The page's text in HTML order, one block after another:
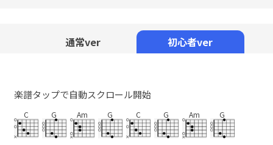
通常ver 初心者ver
楽譜タップで自動スクロール開始
C G Am G C G Am G